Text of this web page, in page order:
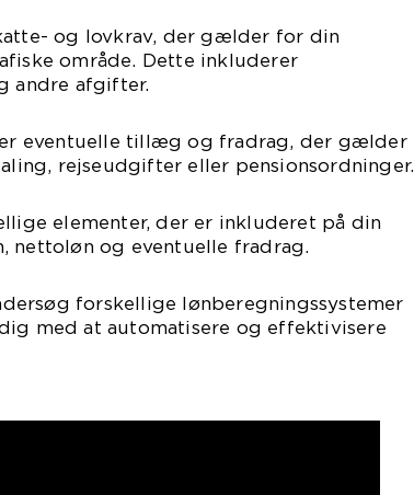
og lovkrav, der gælder for din
område. Dette inkluderer
andre afgifter.
eventuelle tillæg og fradrag, der gælder
rejseudgifter eller pensionsordninger.
elementer, der er inkluderet på din
nettoløn og eventuelle fradrag.
forskellige lønberegningssystemer
med at automatisere og effektivisere